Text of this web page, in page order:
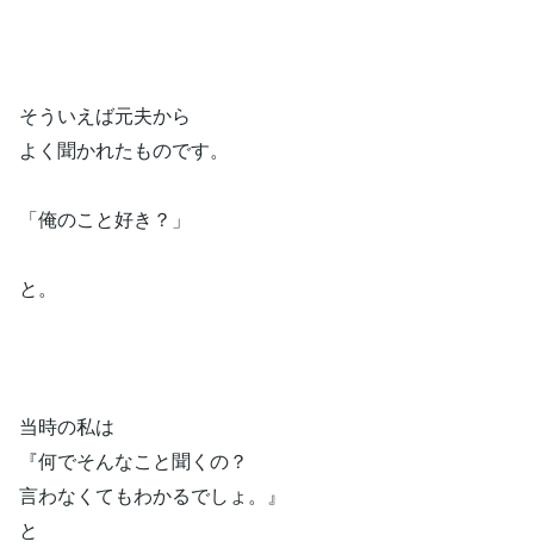
そういえば元夫から
よく聞かれたものです。
「俺のこと好き？」
と。
当時の私は
『何でそんなこと聞くの？
言わなくてもわかるでしょ。』
と